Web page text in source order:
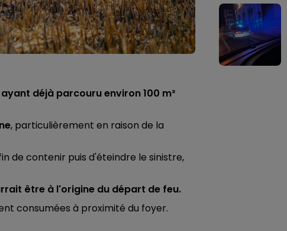
déjà parcouru environ 100 m²
, particulièrement en raison de la
de contenir puis d'éteindre le sinistre,
être à l'origine du départ de feu.
consumées à proximité du foyer.